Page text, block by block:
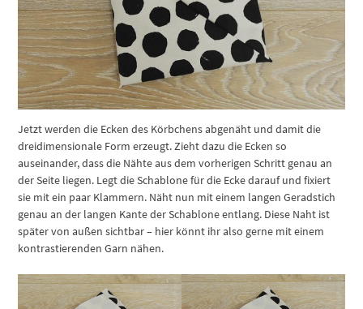
Jetzt werden die Ecken des Körbchens abgenäht und damit die
dreidimensionale Form erzeugt. Zieht dazu die Ecken so
auseinander, dass die Nähte aus dem vorherigen Schritt genau an
der Seite liegen. Legt die Schablone für die Ecke darauf und fixiert
sie mit ein paar Klammern. Näht nun mit einem langen Geradstich
genau an der langen Kante der Schablone entlang. Diese Naht ist
später von außen sichtbar – hier könnt ihr also gerne mit einem
kontrastierenden Garn nähen.